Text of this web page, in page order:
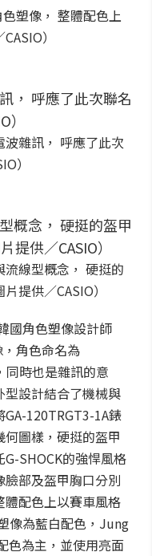
塑像， 整體配色上
）
雜訊， 呼應了此次
）
線型概念， 硬挺的
提供／CASIO）
國角色塑像設計師
角色命名為
同時也是雜訊的意
設計結合了機械與
120TRGT3-1A錶
圖樣，硬挺的盔甲
SHOCK的強悍風格
部及盔甲胸口分別
配色上以賽車風格
像為藍白配色，Jung
色為主，並使用亮面